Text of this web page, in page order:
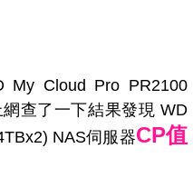
Cloud Pro PR2100
查了一下結果發現 WD
NAS伺服器CP值